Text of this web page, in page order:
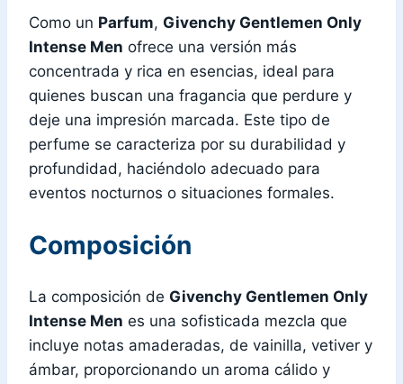
Como un Parfum, Givenchy Gentlemen Only
Intense Men ofrece una versión más
concentrada y rica en esencias, ideal para
quienes buscan una fragancia que perdure y
deje una impresión marcada. Este tipo de
perfume se caracteriza por su durabilidad y
profundidad, haciéndolo adecuado para
eventos nocturnos o situaciones formales.
Composición
La composición de Givenchy Gentlemen Only
Intense Men es una sofisticada mezcla que
incluye notas amaderadas, de vainilla, vetiver y
ámbar, proporcionando un aroma cálido y